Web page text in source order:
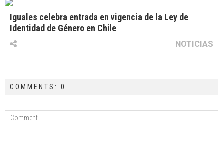
Iguales celebra entrada en vigencia de la Ley de
Identidad de Género en Chile
NOTICIAS
COMMENTS: 0